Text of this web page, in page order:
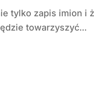
towarzyszyć...